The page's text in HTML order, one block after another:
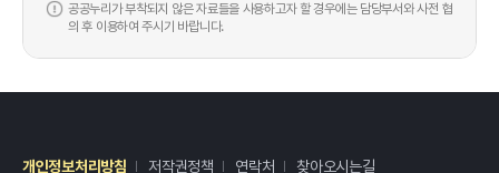
공공누리가 부착되지 않은 자료들을 사용하고자 할 경우에는 담당부서와 사전 협
의 후 이용하여 주시기 바랍니다.
개인정보처리방침 저작권정책 연락처 찾아오시는길